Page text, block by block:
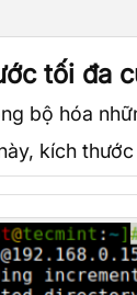
tối đa
bộ hóa
kích